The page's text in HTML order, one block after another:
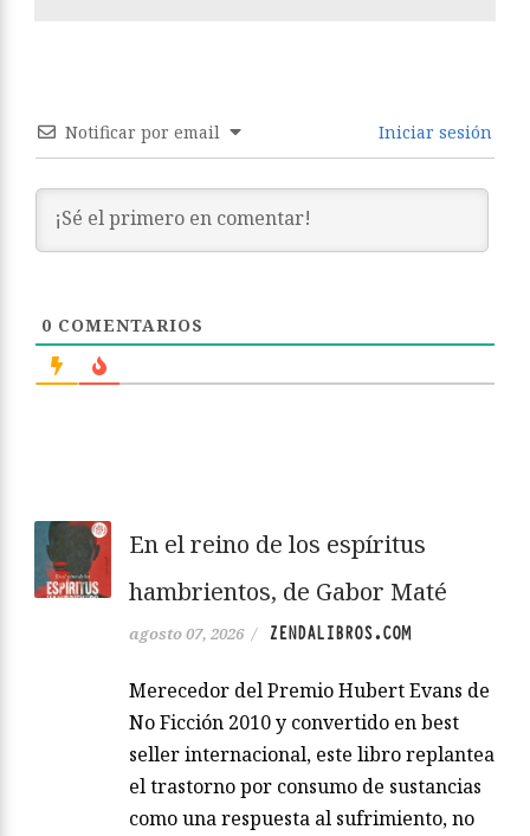
Notificar por email Iniciar sesión
0 COMENTARIOS
En el reino de los espíritus
hambrientos, de Gabor Maté
agosto 07, 2026 / ZENDALIBROS.COM
Merecedor del Premio Hubert Evans de
No Ficción 2010 y convertido en best
seller internacional, este libro replantea
el trastorno por consumo de sustancias
como una respuesta al sufrimiento, no